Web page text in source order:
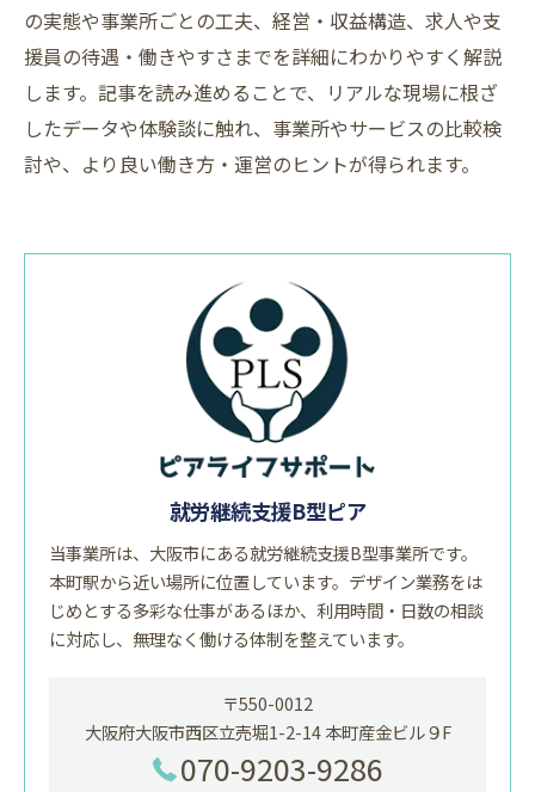
の実態や事業所ごとの工夫、経営・収益構造、求人や支
援員の待遇・働きやすさまでを詳細にわかりやすく解説
します。記事を読み進めることで、リアルな現場に根ざ
したデータや体験談に触れ、事業所やサービスの比較検
討や、より良い働き方・運営のヒントが得られます。
就労継続支援B型ピア
当事業所は、大阪市にある就労継続支援B型事業所です。
本町駅から近い場所に位置しています。デザイン業務をは
じめとする多彩な仕事があるほか、利用時間・日数の相談
に対応し、無理なく働ける体制を整えています。
〒550-0012
大阪府大阪市西区立売堀1-2-14 本町産金ビル９F
070-9203-9286